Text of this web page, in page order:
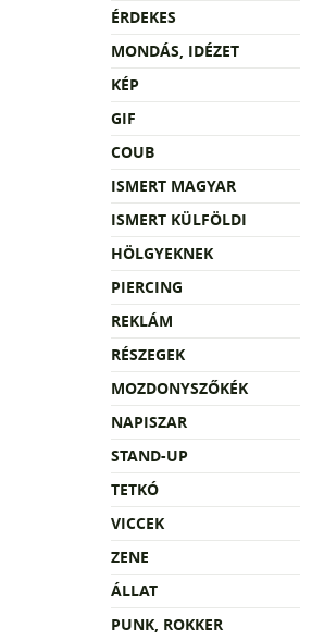
ÉRDEKES
MONDÁS, IDÉZET
KÉP
GIF
COUB
ISMERT MAGYAR
ISMERT KÜLFÖLDI
HÖLGYEKNEK
PIERCING
REKLÁM
RÉSZEGEK
MOZDONYSZŐKÉK
NAPISZAR
STAND-UP
TETKÓ
VICCEK
ZENE
ÁLLAT
PUNK, ROKKER